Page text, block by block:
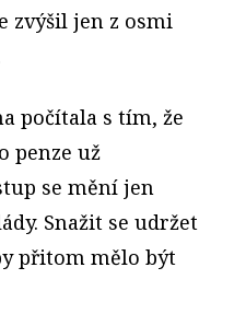
zvýšil jen z osmi
počítala s tím, že
penze už
se mění jen
Snažit se udržet
přitom mělo být